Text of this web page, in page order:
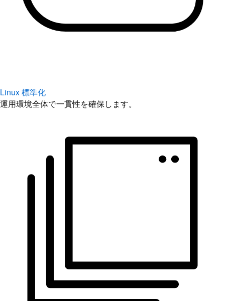
Linux 標準化
運用環境全体で一貫性を確保します。